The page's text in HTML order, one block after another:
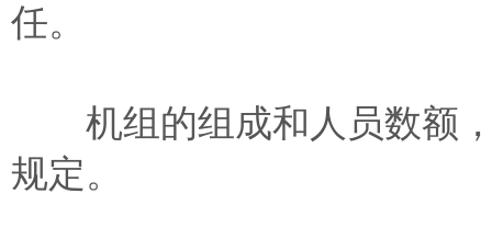
任。
机组的组成和人员数额，
规定。